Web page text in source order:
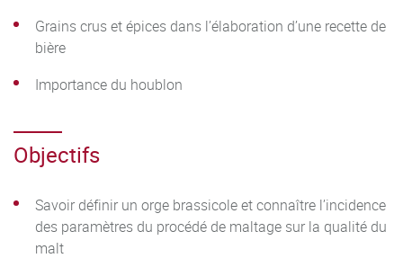
Grains crus et épices dans l’élaboration d’une recette de
bière
Importance du houblon
Objectifs
Savoir définir un orge brassicole et connaître l’incidence
des paramètres du procédé de maltage sur la qualité du
malt